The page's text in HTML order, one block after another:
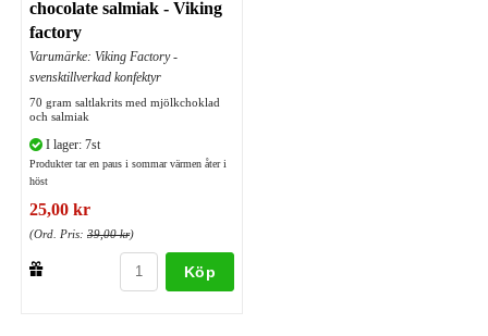
chocolate salmiak - Viking
factory
Varumärke: Viking Factory -
svensktillverkad konfektyr
70 gram saltlakrits med mjölkchoklad
och salmiak
I lager: 7st
Produkter tar en paus i sommar värmen åter i
höst
25,00 kr
(Ord. Pris: 39,00 kr)
Köp